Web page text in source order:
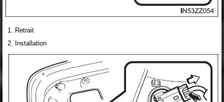
Retrait
Installation